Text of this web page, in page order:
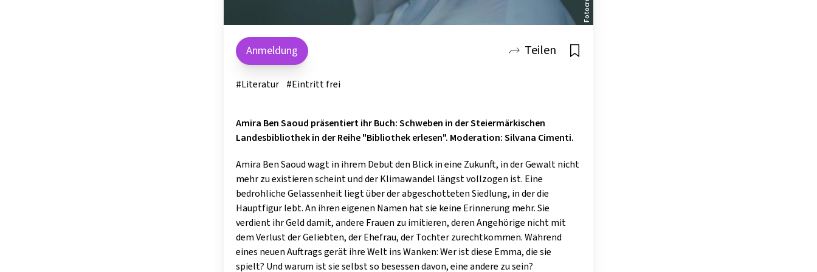
GOLD & PECH THEATER
Anmeldung Teilen
#Literatur #Eintritt frei
Amira Ben Saoud präsentiert ihr Buch: Schweben in der Steiermärkischen
Landesbibliothek in der Reihe "Bibliothek erlesen". Moderation: Silvana Cimenti.
Amira Ben Saoud wagt in ihrem Debut den Blick in eine Zukunft, in der Gewalt nicht
mehr zu existieren scheint und der Klimawandel längst vollzogen ist. Eine
bedrohliche Gelassenheit liegt über der abgeschotteten Siedlung, in der die
Hauptfigur lebt. An ihren eigenen Namen hat sie keine Erinnerung mehr. Sie
verdient ihr Geld damit, andere Frauen zu imitieren, deren Angehörige nicht mit
dem Verlust der Geliebten, der Ehefrau, der Tochter zurechtkommen. Während
eines neuen Auftrags gerät ihre Welt ins Wanken: Wer ist diese Emma, die sie
spielt? Und warum ist sie selbst so besessen davon, eine andere zu sein?